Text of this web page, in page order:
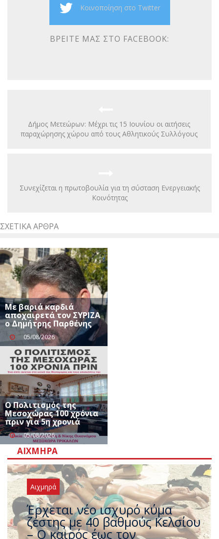
Κοινοποίηση στο Twitter
ΒΡΕΊΤΕ ΜΑΣ ΣΤΟ FACEBOOK:
Δήμος Μετεώρων: Μέχρι τις 15 Ιουνίου οι αιτήσεις
παραχώρησης χώρου από τους Αθλητικούς Συλλόγους
Συνεχίζεται η πρωτοβουλία για τη σύσταση Ενεργειακής
Κοινότητας
ΣΧΕΤΙΚΆ ΆΡΘΡΑ
Με βαριά καρδιά
αποχαιρετά τον ΣΥΡΙΖΑ
ο Δημήτρης Παρθένης
05/08/2026
Ο Πολιτισμός της
Μεσοχώρας 100 χρόνια
πριν για 5η χρονιά
05/08/2026
ΑΙΧΜΗΡΆ
Αιχμηρά
Άφαντος ο Τσίπρας… την ώρα
που η χώρα καίγεται